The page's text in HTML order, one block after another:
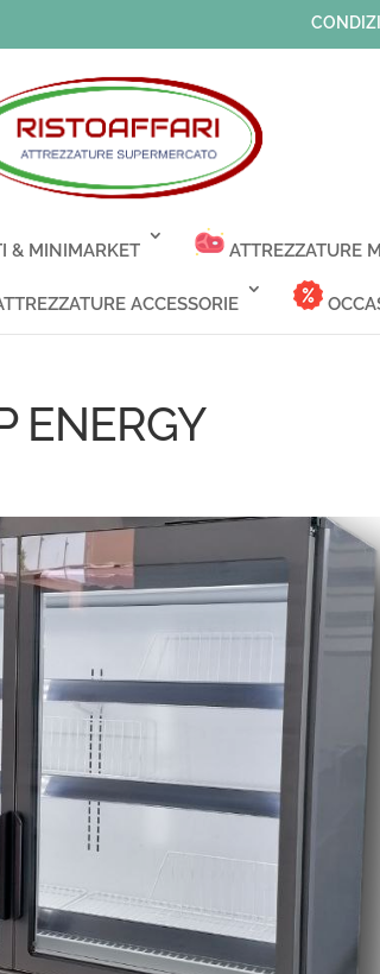
& MINIMARKET ATTREZZATURE
ACCESSORIE
ENERGY